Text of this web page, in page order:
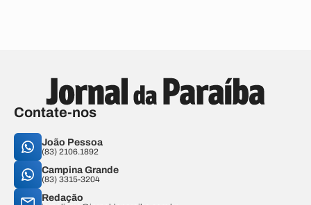
Contate-nos
João Pessoa
(83) 2106.1892
Campina Grande
(83) 3315-3204
Redação